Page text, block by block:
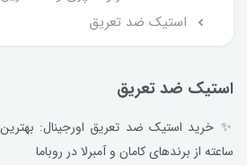
استیک ضد تعریق
استیک ضد تعریق
ساعته از برندهای کامان و آمبرلا در روباما